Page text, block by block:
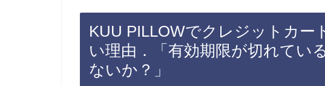
KUU PILLOWでクレジットカー
い理由．「有効期限が切れてい
ないか？」